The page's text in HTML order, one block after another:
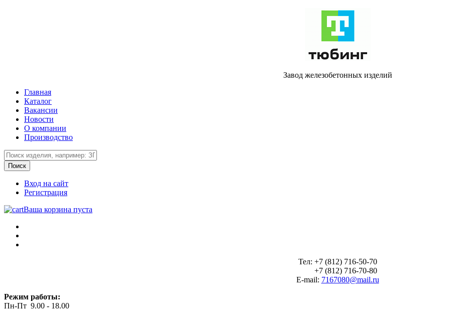
Завод железобетонных изделий
Главная
Каталог
Вакансии
Новости
О компании
Производство
Вход на сайт
Регистрация
Ваша корзина пуста
Тел: +7 (812) 716-50-70
+7 (812) 716-70-80
E-mail: 7167080@mail.ru
Режим работы:
Пн-Пт 9.00 - 18.00